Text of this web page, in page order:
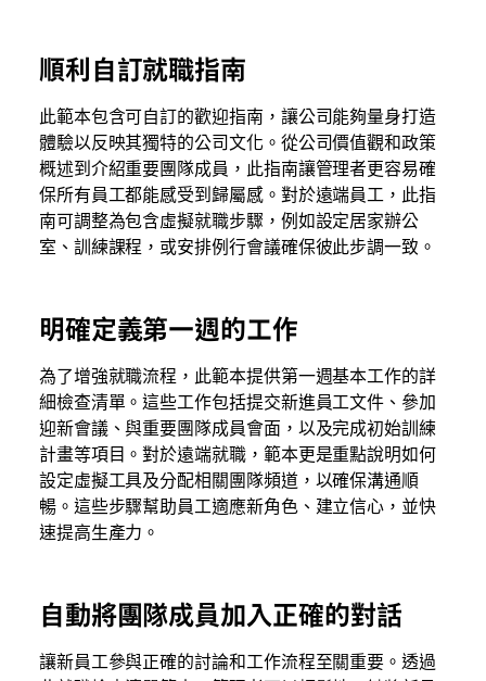
順利自訂就職指南
此範本包含可自訂的歡迎指南，讓公司能夠量身打造
體驗以反映其獨特的公司文化。從公司價值觀和政策
概述到介紹重要團隊成員，此指南讓管理者更容易確
保所有員工都能感受到歸屬感。對於遠端員工，此指
南可調整為包含虛擬就職步驟，例如設定居家辦公
室、訓練課程，或安排例行會議確保彼此步調一致。
明確定義第一週的工作
為了增強就職流程，此範本提供第一週基本工作的詳
細檢查清單。這些工作包括提交新進員工文件、參加
迎新會議、與重要團隊成員會面，以及完成初始訓練
計畫等項目。對於遠端就職，範本更是重點說明如何
設定虛擬工具及分配相關團隊頻道，以確保溝通順
暢。這些步驟幫助員工適應新角色、建立信心，並快
速提高生產力。
自動將團隊成員加入正確的對話
讓新員工參與正確的討論和工作流程至關重要。透過